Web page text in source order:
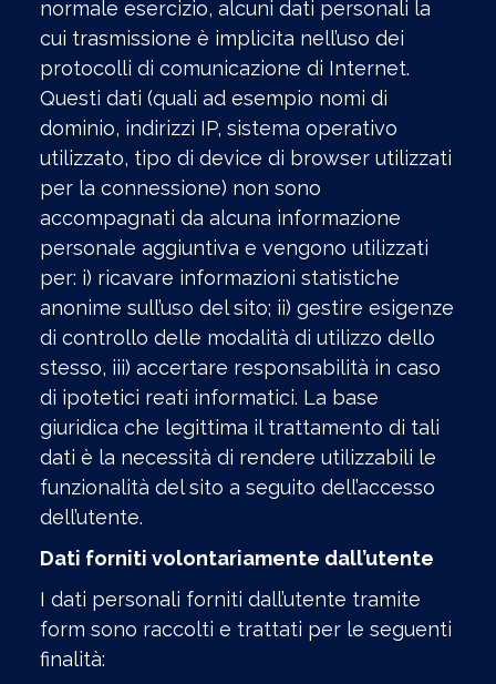
normale esercizio, alcuni dati personali la
cui trasmissione è implicita nell’uso dei
protocolli di comunicazione di Internet.
Questi dati (quali ad esempio nomi di
dominio, indirizzi IP, sistema operativo
utilizzato, tipo di device di browser utilizzati
per la connessione) non sono
accompagnati da alcuna informazione
personale aggiuntiva e vengono utilizzati
per: i) ricavare informazioni statistiche
anonime sull’uso del sito; ii) gestire esigenze
di controllo delle modalità di utilizzo dello
stesso, iii) accertare responsabilità in caso
di ipotetici reati informatici. La base
giuridica che legittima il trattamento di tali
dati è la necessità di rendere utilizzabili le
funzionalità del sito a seguito dell’accesso
dell’utente.
Dati forniti volontariamente dall’utente
I dati personali forniti dall’utente tramite
form sono raccolti e trattati per le seguenti
finalità: